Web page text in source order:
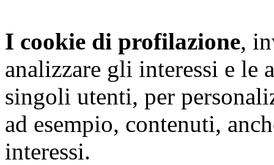
I cookie di profilazione,
analizzare gli interessi e
singoli utenti, per
ad esempio, contenuti,
interessi.